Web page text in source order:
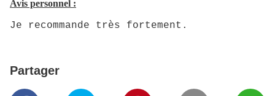
Avis personnel :
Je recommande très fortement.
Partager